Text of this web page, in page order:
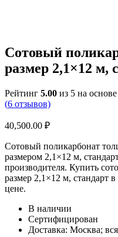
Сотовый
размер 2,1×12 м,
Рейтинг 5.00 из 5 на
(6 отзывов)
40,500.00 ₽
Сотовый поликарбонат
размером 2,1×12 м,
производителя. Купить
размер 2,1×12 м, стандарт
цене.
В наличии
Сертифицирован
Доставка: Москва;